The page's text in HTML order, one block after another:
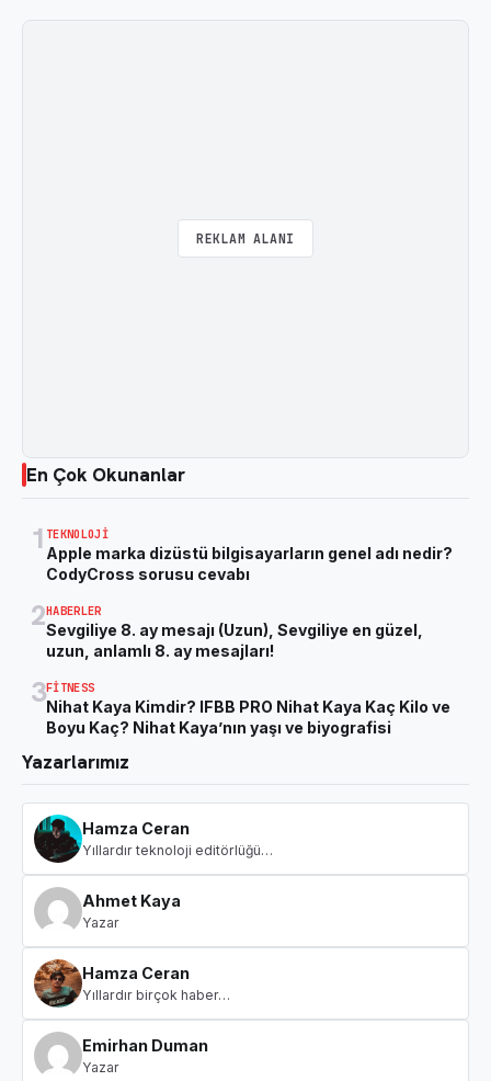
REKLAM ALANI
En Çok Okunanlar
1 TEKNOLOJI
Apple marka dizüstü bilgisayarların genel adı nedir?
CodyCross sorusu cevabı
2HABERLER
Sevgiliye 8. ay mesajı (Uzun), Sevgiliye en güzel,
uzun, anlamlı 8. ay mesajları!
3FITNESS
Nihat Kaya Kimdir? IFBB PRO Nihat Kaya Kaç Kilo ve
Boyu Kaç? Nihat Kaya’nın yaşı ve biyografisi
Yazarlarımız
Hamza Ceran
Yıllardır teknoloji editörlüğü…
Ahmet Kaya
Yazar
Hamza Ceran
Yıllardır birçok haber…
Emirhan Duman
Yazar